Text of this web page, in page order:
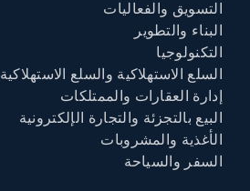
التسويق والفعاليات
البناء والتطوير
التكنولوجيا
السلع الاستهلاكية والسلع الاستهلاكية
إدارة العقارات والممتلكات
البيع بالتجزئة والتجارة الإلكترونية
الأغذية والمشروبات
السفر والسياحة